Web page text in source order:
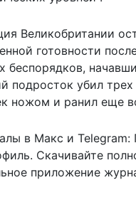
Великобритании
готовности
беспорядков,
подросток убил трех
ножом и ранил еще
в Макс и Telegram:
. Скачивайте
приложение